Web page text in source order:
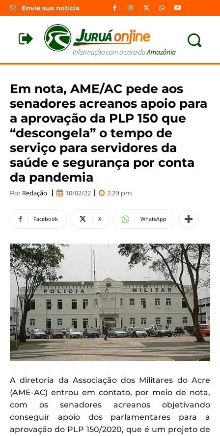
Envie sua notícia
Em nota, AME/AC pede aos
senadores acreanos apoio para
a aprovação da PLP 150 que
“descongela” o tempo de
serviço para servidores da
saúde e segurança por conta
da pandemia
Por Redação 10/02/22 3:29 pm
Facebook X WhatsApp
A diretoria da Associação dos Militares do Acre
(AME-AC) entrou em contato, por meio de nota,
com os senadores acreanos objetivando
conseguir apoio dos parlamentares para a
aprovação do PLP 150/2020, que é um projeto de